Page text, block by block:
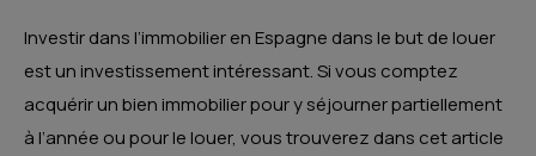
Investir dans l’immobilier en Espagne dans le but de louer
est un investissement intéressant. Si vous comptez
acquérir un bien immobilier pour y séjourner partiellement
à l’année ou pour le louer, vous trouverez dans cet article